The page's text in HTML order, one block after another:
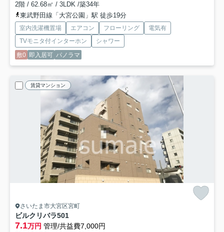
2階 / 62.68㎡ / 3LDK /築34年
東武野田線「大宮公園」駅 徒歩19分
室内洗濯機置場 エアコン フローリング
電気有
TVモニタ付インターホン
シャワー
敷0 即入居可 パノラマ
賃貸マンション
さいたま市大宮区宮町
ビルクリバラ501
7.1万円 管理/共益費7,000円